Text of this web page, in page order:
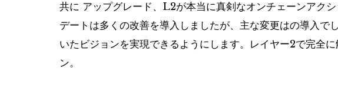
共に アップグレード、L2が本当に真剣なオンチェーンアク
デートは多くの改善を導入しましたが、主な変更はの導入で
いたビジョンを実現できるようにします。レイヤー2で完全
ン。